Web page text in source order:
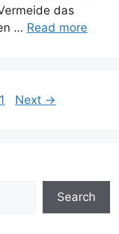
das
… Read more
Next →
Search